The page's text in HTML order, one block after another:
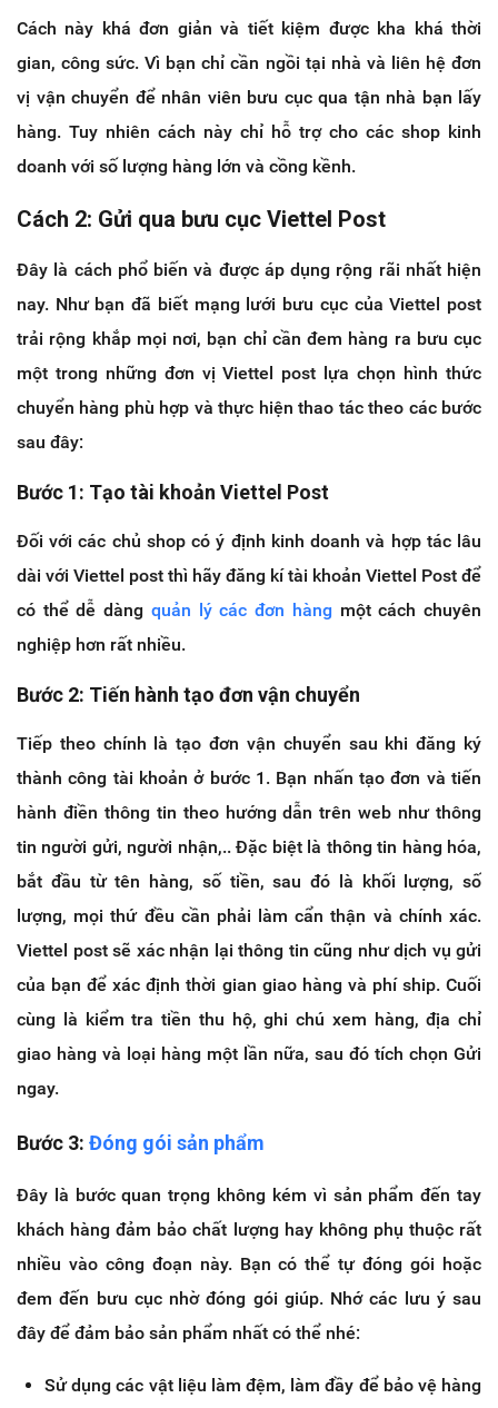
Cách này khá đơn giản và tiết kiệm được kha khá thời
gian, công sức. Vì bạn chỉ cần ngồi tại nhà và liên hệ đơn
vị vận chuyển để nhân viên bưu cục qua tận nhà bạn lấy
hàng. Tuy nhiên cách này chỉ hỗ trợ cho các shop kinh
doanh với số lượng hàng lớn và cồng kềnh.
Cách 2: Gửi qua bưu cục Viettel Post
Đây là cách phổ biến và được áp dụng rộng rãi nhất hiện
nay. Như bạn đã biết mạng lưới bưu cục của Viettel post
trải rộng khắp mọi nơi, bạn chỉ cần đem hàng ra bưu cục
một trong những đơn vị Viettel post lựa chọn hình thức
chuyển hàng phù hợp và thực hiện thao tác theo các bước
sau đây:
Bước 1: Tạo tài khoản Viettel Post
Đối với các chủ shop có ý định kinh doanh và hợp tác lâu
dài với Viettel post thì hãy đăng kí tài khoản Viettel Post để
có thể dễ dàng quản lý các đơn hàng một cách chuyên
nghiệp hơn rất nhiều.
Bước 2: Tiến hành tạo đơn vận chuyển
Tiếp theo chính là tạo đơn vận chuyển sau khi đăng ký
thành công tài khoản ở bước 1. Bạn nhấn tạo đơn và tiến
hành điền thông tin theo hướng dẫn trên web như thông
tin người gửi, người nhận,.. Đặc biệt là thông tin hàng hóa,
bắt đầu từ tên hàng, số tiền, sau đó là khối lượng, số
lượng, mọi thứ đều cần phải làm cẩn thận và chính xác.
Viettel post sẽ xác nhận lại thông tin cũng như dịch vụ gửi
của bạn để xác định thời gian giao hàng và phí ship. Cuối
cùng là kiểm tra tiền thu hộ, ghi chú xem hàng, địa chỉ
giao hàng và loại hàng một lần nữa, sau đó tích chọn Gửi
ngay.
Bước 3: Đóng gói sản phẩm
Đây là bước quan trọng không kém vì sản phẩm đến tay
khách hàng đảm bảo chất lượng hay không phụ thuộc rất
nhiều vào công đoạn này. Bạn có thể tự đóng gói hoặc
đem đến bưu cục nhờ đóng gói giúp. Nhớ các lưu ý sau
đây để đảm bảo sản phẩm nhất có thể nhé:
Sử dụng các vật liệu làm đệm, làm đầy để bảo vệ hàng